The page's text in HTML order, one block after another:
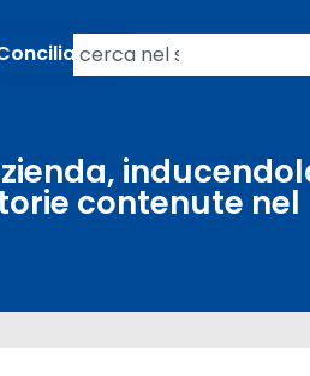
contenute nel